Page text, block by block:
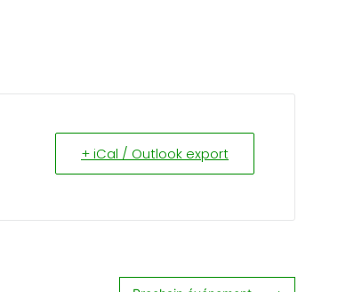
+ iCal / Outlook export